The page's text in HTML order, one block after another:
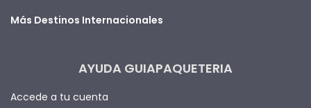
Más Destinos Internacionales
AYUDA GUIAPAQUETERIA
Accede a tu cuenta